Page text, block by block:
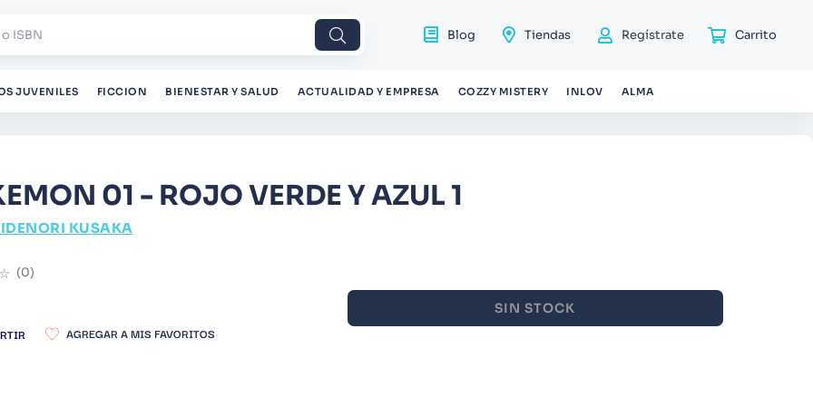
Blog Tiendas Regístrate
JUVENILES FICCION BIENESTAR Y SALUD ACTUALIDAD Y EMPRESA COZZY MISTERY INLOV ALMA
01 - ROJO VERDE Y AZUL 1
KUSAKA
☆ (0)
SIN STOCK